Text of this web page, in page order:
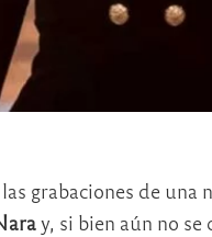
grabaciones de una
y, si bien aún no se